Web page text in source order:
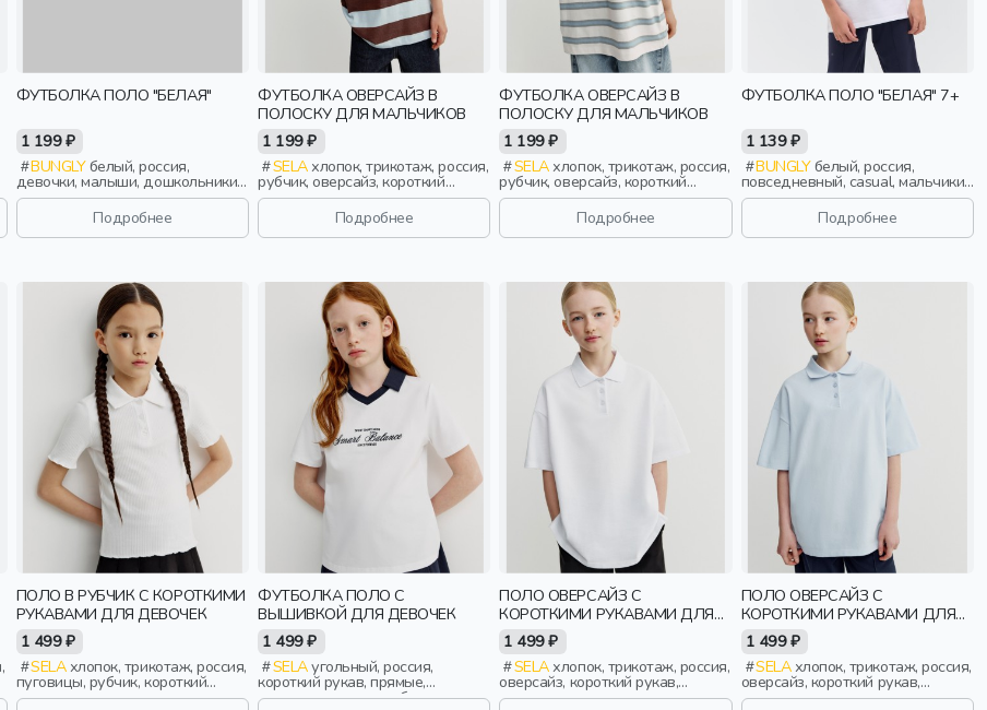
ФУТБОЛКА ПОЛО "БЕЛАЯ"
1 199 ₽
BUNGLYбелый, россия,
девочки, малыши, дошкольники,
дети
Подробнее
ФУТБОЛКА ОВЕРСАЙЗ В
ПОЛОСКУ ДЛЯ МАЛЬЧИКОВ
1 199 ₽
SELAхлопок, трикотаж, россия,
рубчик, оверсайз, короткий
рукав, полоски, короткие,
свободные, принт, вырез,
круглый вырез, мальчики, дети
Подробнее
ФУТБОЛКА ОВЕРСАЙЗ В
ПОЛОСКУ ДЛЯ МАЛЬЧИКОВ
1 199 ₽
SELAхлопок, трикотаж, россия,
рубчик, оверсайз, короткий
рукав, полоски, короткие,
свободные, принт, вырез,
круглый вырез, мальчики, дети
Подробнее
ФУТБОЛКА ПОЛО "БЕЛАЯ" 7+
1 139 ₽
BUNGLYбелый, россия,
повседневный, casual, мальчики,
школьники, подростки, дети
Подробнее
ПОЛО В РУБЧИК С КОРОТКИМИ
РУКАВАМИ ДЛЯ ДЕВОЧЕК
1 499 ₽
SELAхлопок, трикотаж, россия,
пуговицы, рубчик, короткий
рукав, короткие, прилегающие,
ФУТБОЛКА ПОЛО С
ВЫШИВКОЙ ДЛЯ ДЕВОЧЕК
1 499 ₽
SELAугольный, россия,
короткий рукав, прямые,
короткие, школа, свободные,
ПОЛО ОВЕРСАЙЗ С
КОРОТКИМИ РУКАВАМИ ДЛЯ
ДЕВОЧЕК
1 499 ₽
SELAхлопок, трикотаж, россия,
оверсайз, короткий рукав,
прямые, короткие, школа, разрез,
ПОЛО ОВЕРСАЙЗ С
КОРОТКИМИ РУКАВАМИ ДЛЯ
ДЕВОЧЕК
1 499 ₽
SELAхлопок, трикотаж, россия,
оверсайз, короткий рукав,
прямые, короткие, школа, разрез,